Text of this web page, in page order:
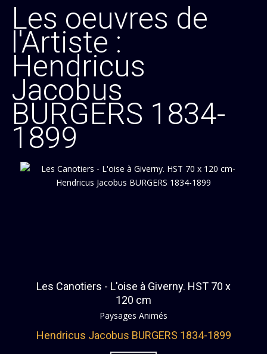
GERVEX 1852+1929 Henry
GRENIER 1793-1867 Francois
HENNER 1829+1905 Jean Jacques
HERKOMER VON 1849+1914 Hubert
HOENIGER 1865+1924 Paul
JONAS 1880+1947 Lucien
LECOMTE 1877-1950 Paul Émile
LECOURT 1882-1946 Raymond Louis
LELONG 1871+1933 René
LEPOITTEVIN 1806+1870 Eugène Modeste
MACKIE 1953+ John
MONTEZIN 1873+1946 Eugène
RICHET 1843+1907 Léon
ROBBE 1806-1887 Louis
SCHOUTEN 1857+1927 Henry
SEZILLE DES ESSARTS 1867+1950 Pierre
Les oeuvres de
l'Artiste :
Hendricus
Jacobus
BURGERS 1834-
1899
Les Canotiers - L'oise à Giverny. HST 70 x
120 cm
Paysages Animés
Hendricus Jacobus BURGERS 1834-1899